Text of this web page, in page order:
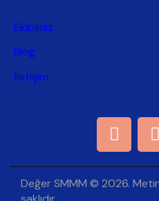
Ekibimiz
Blog
İletişim
Değer SMMM © 2026.